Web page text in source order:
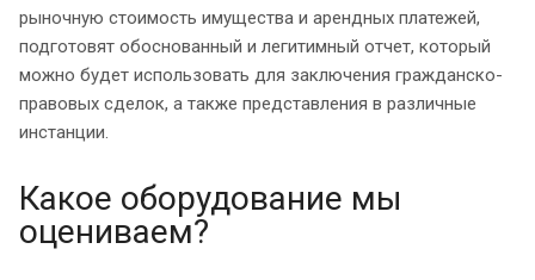
рыночную стоимость имущества и арендных платежей,
подготовят обоснованный и легитимный отчет, который
можно будет использовать для заключения гражданско-
правовых сделок, а также представления в различные
инстанции.
Какое оборудование мы
оцениваем?